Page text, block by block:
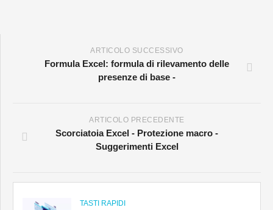
ARTICOLO SUCCESSIVO
Formula Excel: formula di rilevamento delle
presenze di base -
ARTICOLO PRECEDENTE
Scorciatoia Excel - Protezione macro -
Suggerimenti Excel
TASTI RAPIDI